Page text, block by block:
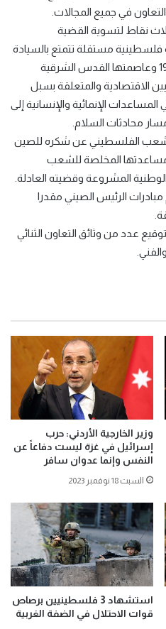
في جميع المجالات.
نقاط لتسوية القضية
مستقلة تتمتع بالسيادة
الكاملة على أساس حدود عام 1967 وعاصمتها القدس الشرقية
الاقتصادية والمتعلقة بسبل
الإنمائية والإنسانية إلى
محادثات السلام.
الفلسطيني عن شكره للصين
المخلصة للشعب
المشروعة وقضيته العادلة.
الرئيس الصيني مقدرا
عدد من وثائق التعاون الثنائي
وزير الخارجية الأردني: حرب
إسرائيل في غزة ليست دفاعاً عن
النفس وإنما عدوان سافر
السبت 18 نوفمبر 2023
استشهاد 3 فلسطينيين برصاص
قوات الاحتلال في الضفة الغربية